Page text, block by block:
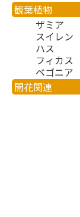
観葉植物
ザミア
スイレン
ハス
フィカス
ベゴニア
開花関連